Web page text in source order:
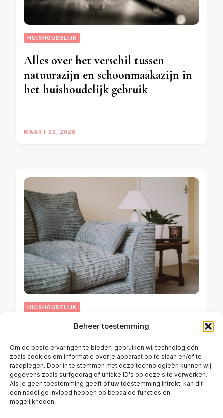
Beheer toestemming
Om de beste ervaringen te bieden, gebruiken wij technologieën
zoals cookies om informatie over je apparaat op te slaan en/of te
raadplegen. Door in te stemmen met deze technologieën kunnen wij
gegevens zoals surfgedrag of unieke ID's op deze site verwerken.
Als je geen toestemming geeft of uw toestemming intrekt, kan dit
een nadelige invloed hebben op bepaalde functies en
mogelijkheden.
HUISHOUDELIJK
Alles over het verschil tussen
natuurazijn en schoonmaakazijn in
het huishoudelijk gebruik
MAART 22, 2026
HUISHOUDELIJK
Stoffen bankstel reinigen
OKTOBER 6, 2023